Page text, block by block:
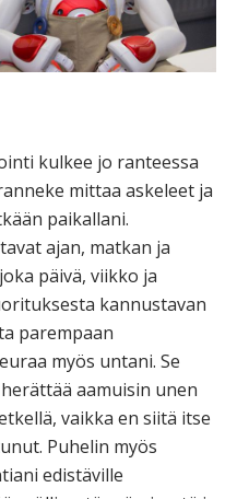
kulkee jo ranteessa
mittaa askeleet ja
paikallani.
ajan, matkan ja
päivä, viikko ja
kannustavan
parempaan
myös untani. Se
aamuisin unen
vaikka en siitä itse
Puhelin myös
edistäville